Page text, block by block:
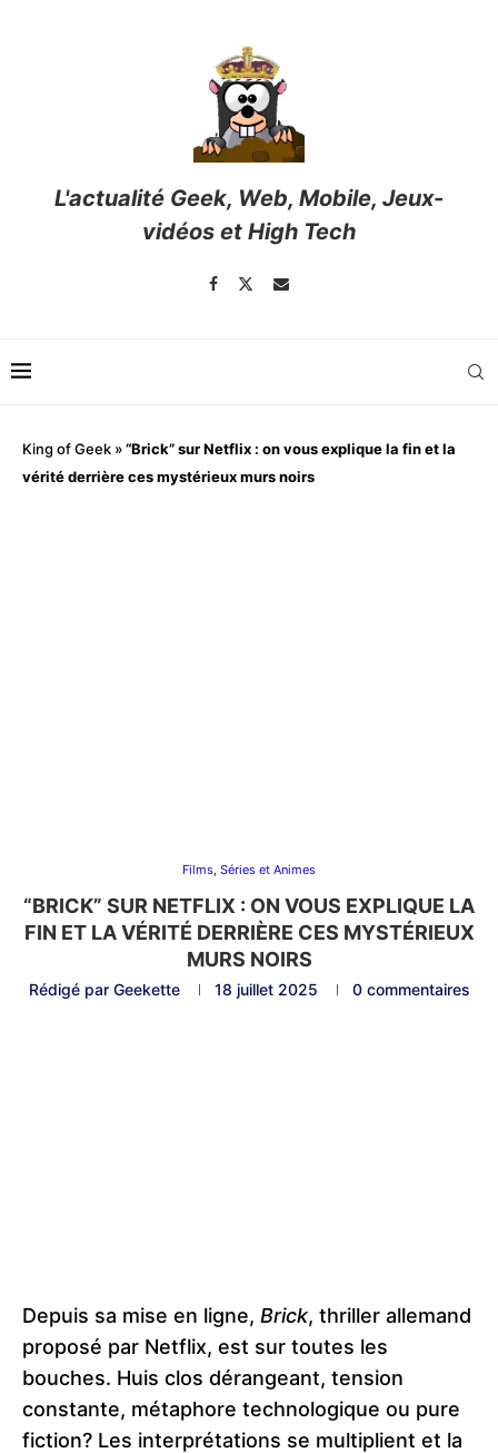
L'actualité Geek, Web, Mobile, Jeux-
vidéos et High Tech
King of Geek »“Brick” sur Netflix : on vous explique la fin et la
vérité derrière ces mystérieux murs noirs
Films, Séries et Animes
“BRICK” SUR NETFLIX : ON VOUS EXPLIQUE LA
FIN ET LA VÉRITÉ DERRIÈRE CES MYSTÉRIEUX
MURS NOIRS
Rédigé par Geekette 18 juillet 2025 0 commentaires
Depuis sa mise en ligne, Brick, thriller allemand
proposé par Netflix, est sur toutes les
bouches. Huis clos dérangeant, tension
constante, métaphore technologique ou pure
fiction? Les interprétations se multiplient et la